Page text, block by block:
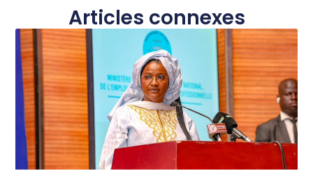
Articles connexes